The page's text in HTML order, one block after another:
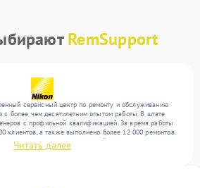
RemSupport
сервисный центр по ремонту и обслуживанию
с более чем десятилетним опытом работы. В штате
с профильной квалификацией. За время работы
клиентов, а также выполнено более 12 000 ремонтов.
поступает более 300 устройств, включая , , . Мы
и предлагаем стабильный уровень сервиса
Читать далее